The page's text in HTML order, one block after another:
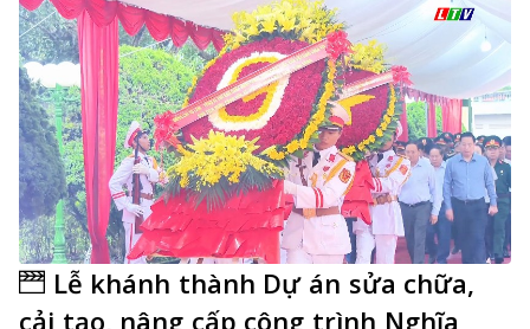
Lễ khánh thành Dự án sửa chữa,
cải tạo, nâng cấp công trình Nghĩa